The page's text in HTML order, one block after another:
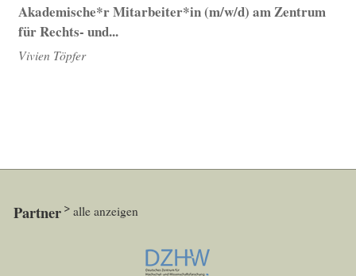
Akademische*r Mitarbeiter*in (m/w/d) am Zentrum
für Rechts- und...
Vivien Töpfer
Partner alle anzeigen